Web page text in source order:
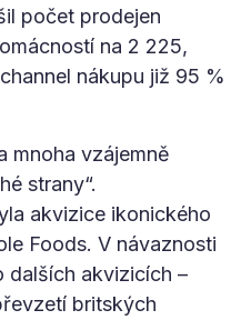
počet prodejen
na 2 225,
nákupu již 95 %
mnoha vzájemně
strany“.
akvizice ikonického
Foods. V návaznosti
dalších akvizicích –
britských